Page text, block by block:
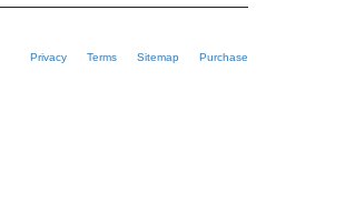
Privacy Terms Sitemap Purchase